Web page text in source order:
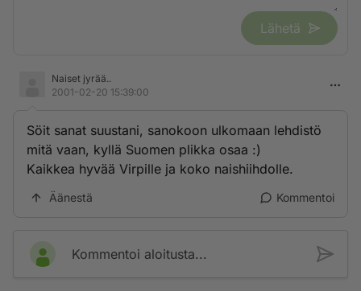
Lähetä
Naiset jyrää..
2001-02-20 15:39:00
Söit sanat suustani, sanokoon ulkomaan lehdistö
mitä vaan, kyllä Suomen plikka osaa :)
Kaikkea hyvää Virpille ja koko naishiihdolle.
Äänestä Kommentoi
Kommentoi aloitusta...